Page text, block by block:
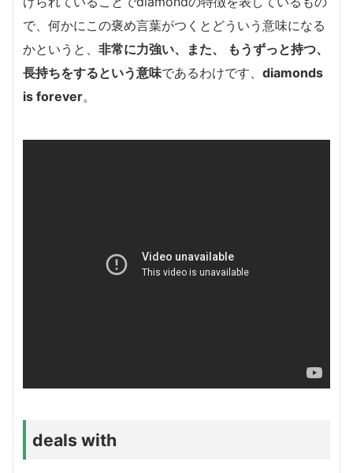
で、 何かにこの褒め言葉がつくとどういう意味になる
かというと、 非常に力強い、また、 もうずっと持つ、
長持ちをするという意味であるわけです、 diamonds
is forever。
deals with